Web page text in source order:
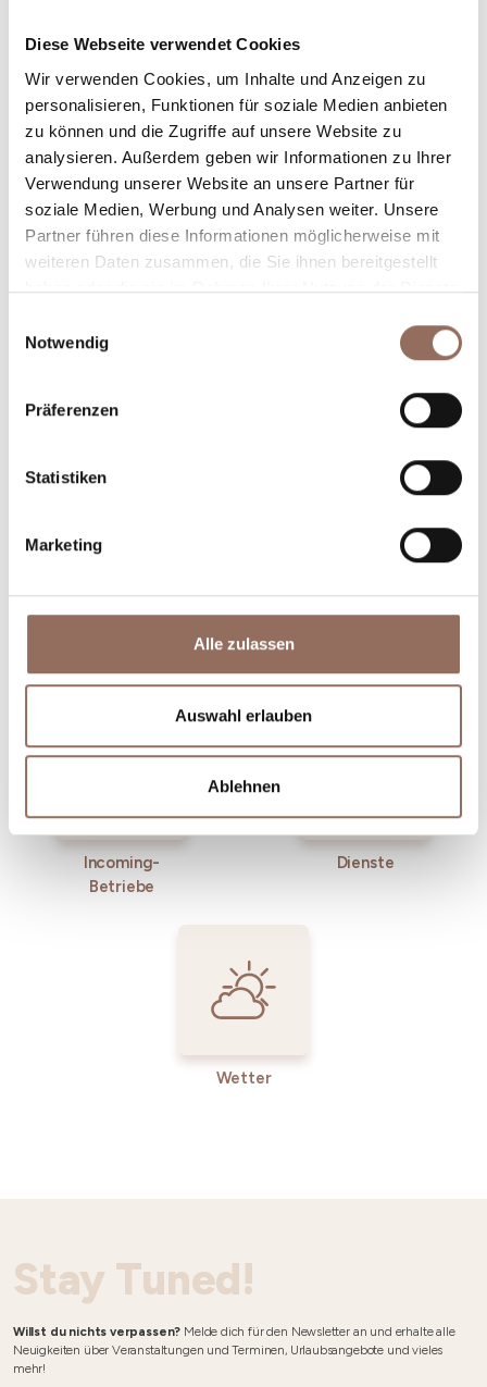
Diese Webseite verwendet Cookies
Wir verwenden Cookies, um Inhalte und Anzeigen zu
personalisieren, Funktionen für soziale Medien anbieten
zu können und die Zugriffe auf unsere Website zu
analysieren. Außerdem geben wir Informationen zu Ihrer
Verwendung unserer Website an unsere Partner für
soziale Medien, Werbung und Analysen weiter. Unsere
Partner führen diese Informationen möglicherweise mit
weiteren Daten zusammen, die Sie ihnen bereitgestellt
haben oder die sie im Rahmen Ihrer Nutzung der Dienste
Notwendig
Präferenzen
Statistiken
Marketing
Alle zulassen
Auswahl erlauben
Ablehnen
Anzahl Badezimmer:13
Beds number:25
Plane, wo du übernachtest und isst, was du in jedem
Winkel des Langhe Monferrato Roero unternehmen
willst, mit einem Blick aufs Wetter in Echtzeit.
Trinken
Incoming-
Betriebe
Dienste
Wetter
Stay Tuned!
Willst du nichts verpassen? Melde dich für den Newsletter an und erhalte alle
Neuigkeiten über Veranstaltungen und Terminen, Urlaubsangebote und vieles
mehr!